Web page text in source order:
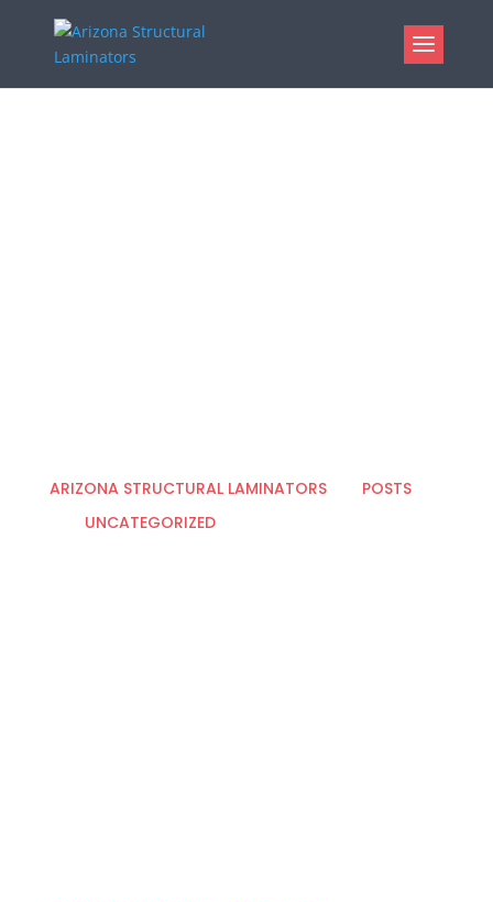
ARIZONA STRUCTURAL LAMINATORS POSTS
UNCATEGORIZED